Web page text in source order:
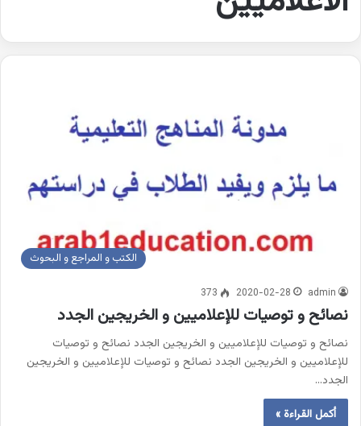
الكتب و المراجع و البحوث
admin
2020-02-28
373
نصائح و توصيات للإعلاميين و الخريجين الجدد
نصائح و توصيات للإعلاميين و الخريجين الجدد نصائح و توصيات
للإعلاميين و الخريجين الجدد نصائح و توصيات للإعلاميين و الخريجين
الجدد…
أكمل القراءة »